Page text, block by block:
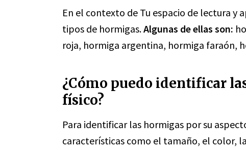
En el contexto de Tu espacio de lectura y
tipos de hormigas.Algunas de ellas son:
roja, hormiga argentina, hormiga faraón,
¿Cómo puedo identificar
físico?
Para identificar las hormigas por su
características como el tamaño, el color,